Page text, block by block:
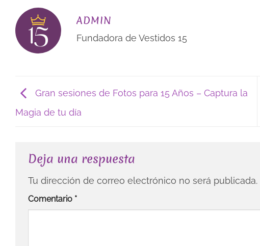
ADMIN
Fundadora de Vestidos 15
Gran sesiones de Fotos para 15 Años – Captura la
Magia de tu día
Deja una respuesta
Tu dirección de correo electrónico no será publicada.
Comentario *